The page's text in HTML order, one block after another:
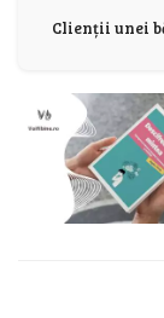
Clienții unei